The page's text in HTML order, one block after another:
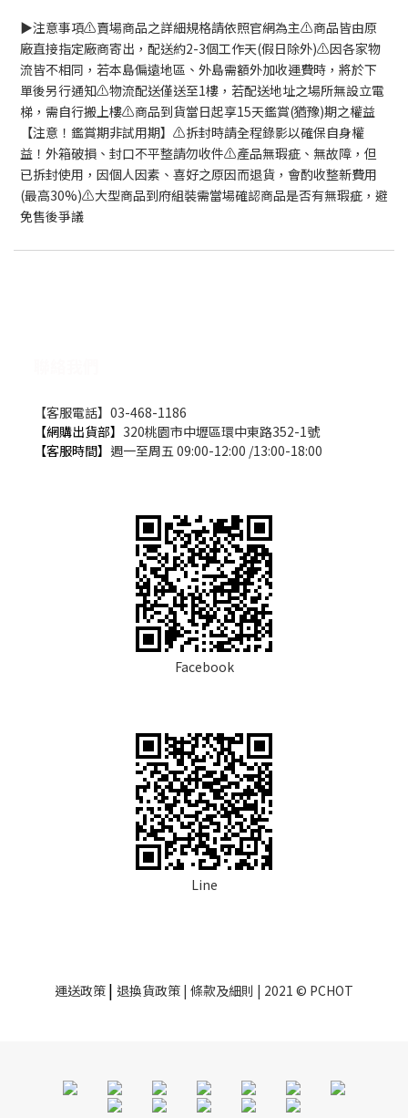
▶️注意事項⚠️賣場商品之詳細規格請依照官網為主⚠️商品皆由原
廠直接指定廠商寄出，配送約2-3個工作天(假日除外)⚠️因各家物
流皆不相同，若本島偏遠地區、外島需額外加收運費時，將於下
單後另行通知⚠️物流配送僅送至1樓，若配送地址之場所無設立電
梯，需自行搬上樓⚠️商品到貨當日起享15天鑑賞(猶豫)期之權益
【注意！鑑賞期非試用期】⚠️拆封時請全程錄影以確保自身權
益！外箱破損、封口不平整請勿收件⚠️產品無瑕疵、無故障，但
已拆封使用，因個人因素、喜好之原因而退貨，會酌收整新費用
(最高30%)⚠️大型商品到府組裝需當場確認商品是否有無瑕疵，避
免售後爭議
【客服電話】03-468-1186
【網購出貨部】 320桃園市中壢區環中東路352-1號
【客服時間】 週一至周五 09:00-12:00 /13:00-18:00
Facebook
Line
運送政策 | 退換貨政策 | 條款及細則 | 2021 © PCHOT